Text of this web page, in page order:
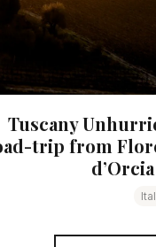
Tuscany
trip from